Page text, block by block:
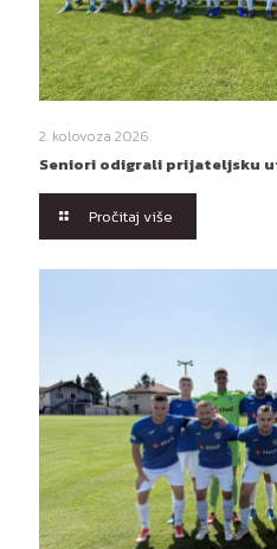
2. kolovoza 2026.
Seniori odigrali prijateljsku
Pročitaj više